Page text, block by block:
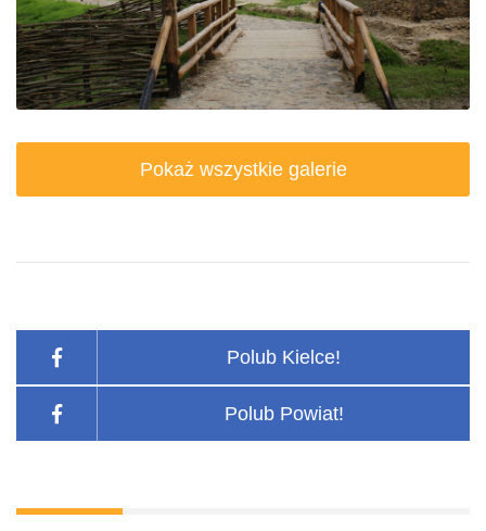
Pokaż wszystkie galerie
Polub Kielce!
Polub Powiat!